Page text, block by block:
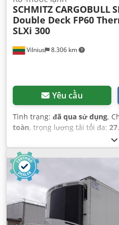
Vilnius 8.306 km
SCHMITZ CARGOBULL
Double Deck FP60
SLXi 300
Yêu cầu
Tình trạng: đã qua sử dụng,
toàn, trọng lượng tải tối đa:
, cấu hình trục:
04/2019, tổng chiều dài:
2.600 mm, hệ thống treo:
sản xuất:
đầy đủ, trợ lực lái,